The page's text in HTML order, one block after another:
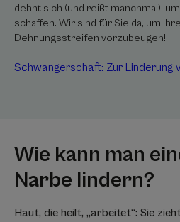
dehnt sich (und reißt manchmal),
schaffen. Wir sind für Sie da, um
Dehnungsstreifen vorzubeugen!
Schwangerschaft: Zur Linderung
Wie kann man
Narbe lindern?
Haut, die heilt, „arbeitet“: Sie